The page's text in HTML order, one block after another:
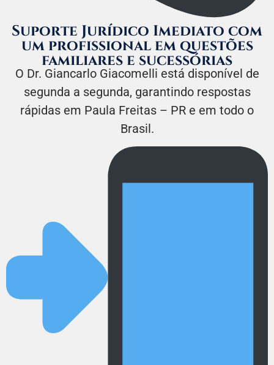
Suporte Jurídico Imediato com
um profissional em questões
familiares e sucessórias
O Dr. Giancarlo Giacomelli está disponível de
segunda a segunda, garantindo respostas
rápidas em Paula Freitas – PR e em todo o
Brasil.